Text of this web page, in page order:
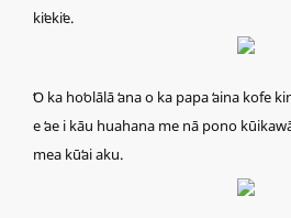
kiʻekiʻe.
ʻO ka hoʻolālā ʻana o ka papa ʻaina kofe
e ʻae i kāu huahana me nā pono
mea kūʻai aku.